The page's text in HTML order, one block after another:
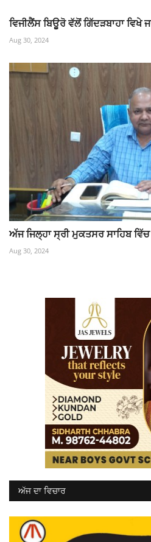
ਵਿਜੀਲੈਂਸ ਬਿਊਰੋ ਵੱਲੋਂ ਗਿੱਦੜਬਾਹਾ ਵਿਖੇ
Aug 30, 2024
ਅੱਜ ਜਿਲ੍ਹਾ ਸ੍ਰੀ ਮੁਕਤਸਰ ਸਾਹਿਬ
Aug 30, 2024
ਅੱਜ ਦਾ ਵਿਚਾਰ